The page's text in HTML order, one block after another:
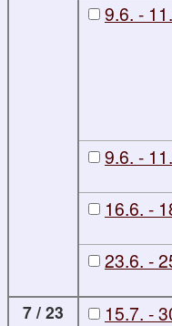
9.6. -
9.6. -
16.6. -
23.6. -
7 / 23
15.7. -